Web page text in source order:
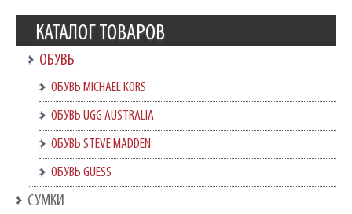
КАТАЛОГ ТОВАРОВ
ОБУВЬ
ОБУВЬ MICHAEL KORS
ОБУВЬ UGG AUSTRALIA
ОБУВЬ STEVE MADDEN
ОБУВЬ GUESS
СУМКИ